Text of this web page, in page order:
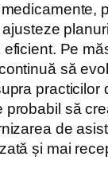
Pe
să
practicilor
probabil să
de
și mai